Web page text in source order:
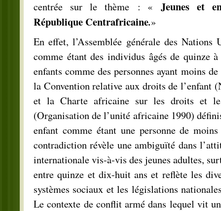
centrée sur le thème : «Jeunes et
République Centrafricaine.»
En effet, l’Assemblée générale des Nations
comme étant des individus âgés de quinze
enfants comme des personnes ayant moins
la Convention relative aux droits de l’enfant
et la Charte africaine sur les droits et le
(Organisation de l’unité africaine 1990)
enfant comme étant une personne de
contradiction révèle une ambiguïté dans
internationale vis-à-vis des jeunes adultes,
entre quinze et dix-huit ans et reflète les
systèmes sociaux et les législations
Le contexte de conflit armé dans lequel vit